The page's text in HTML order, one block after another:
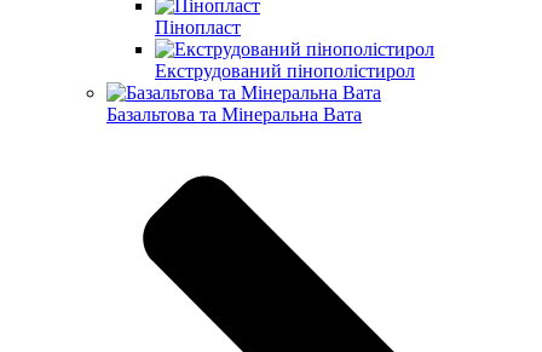
Пінопласт
Екструдований пінополістирол
Базальтова та Мінеральна Вата